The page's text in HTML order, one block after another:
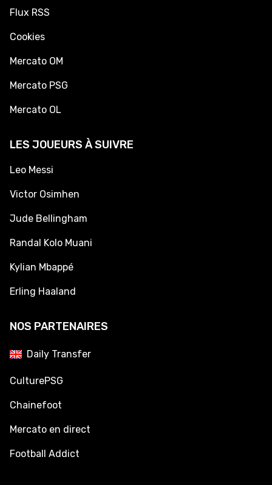
Flux RSS
Cookies
Mercato OM
Mercato PSG
Mercato OL
LES JOUEURS À SUIVRE
Leo Messi
Victor Osimhen
Jude Bellingham
Randal Kolo Muani
Kylian Mbappé
Erling Haaland
NOS PARTENAIRES
Daily Transfer
CulturePSG
Chainefoot
Mercato en direct
Football Addict